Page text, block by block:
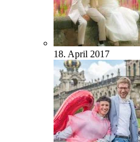
18. April 2017